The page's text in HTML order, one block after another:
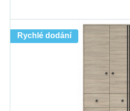
Rychlé dodání